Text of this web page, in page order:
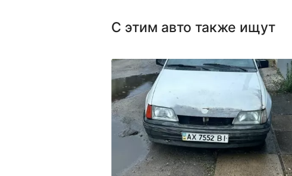
С этим авто также ищут